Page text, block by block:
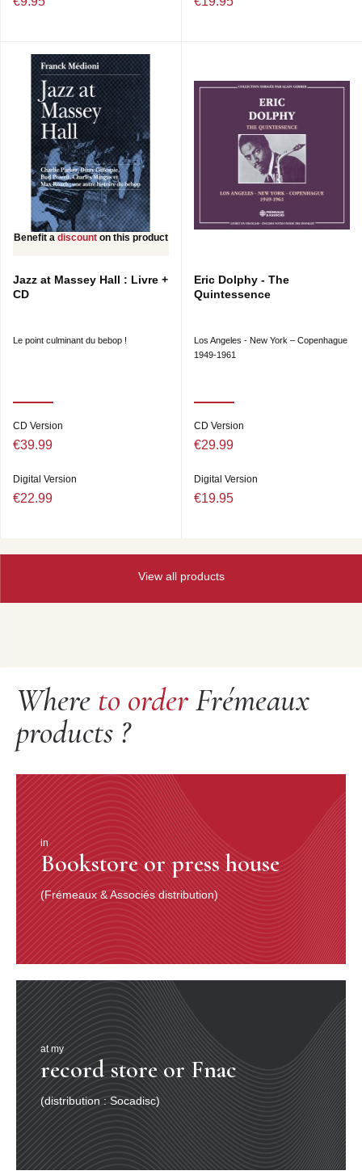
Benefit a discount on this product
Jazz at Massey Hall : Livre +
CD
Le point culminant du bebop !
CD Version
€39.99
Digital Version
€22.99
Eric Dolphy - The
Quintessence
Los Angeles - New York – Copenhague
1949-1961
CD Version
€29.99
Digital Version
€19.95
View all products
Where to orderFrémeaux
products ?
in
Bookstore or press house
(Frémeaux & Associés distribution)
at my
record store or Fnac
(distribution : Socadisc)